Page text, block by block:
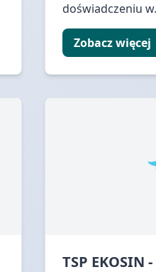
doświadczeniu
Zobacz więcej
TSP EKOSIN